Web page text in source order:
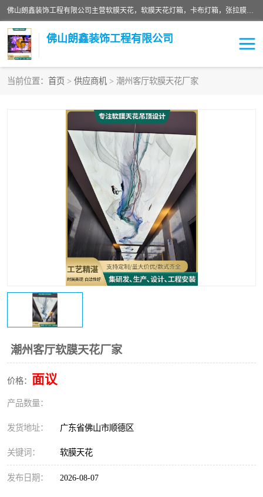
佛山朗鑫装饰工程有限公司主营软膜天花，软膜天花灯箱，卡布灯箱，张拉膜等产品，价格实惠，支持定制；公司专业装饰铺面，家居，会展特装，软膜等工程，技能精良人员，安装快、价格合理，质量保证、热诚与各方有识人士合作，欢迎新老客户来电咨询。
佛山朗鑫装饰工程有限公司
当前位置： 首页 > 供应商机 > 潮州客厅软膜天花厂家
潮州客厅软膜天花厂家
价格： 面议
产品数量：
发货地址： 广东省佛山市顺德区
关键词： 软膜天花
发布日期： 2026-08-07
软膜吊顶